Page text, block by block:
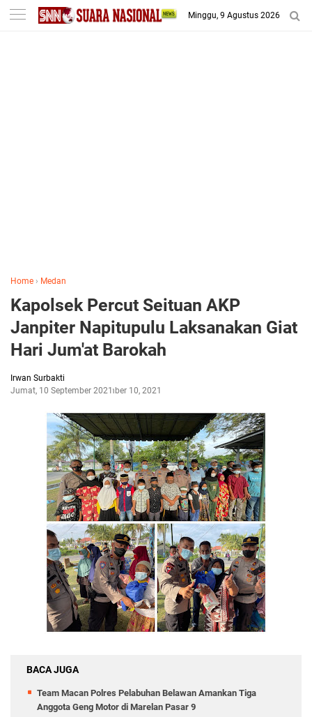
-->
Minggu, 9 Agustus 2026
Home › Medan
Kapolsek Percut Seituan AKP
Janpiter Napitupulu Laksanakan Giat
Hari Jum'at Barokah
Irwan Surbakti
Jumat, 10 September 2021September 10, 2021
BACA JUGA
Team Macan Polres Pelabuhan Belawan Amankan Tiga
Anggota Geng Motor di Marelan Pasar 9